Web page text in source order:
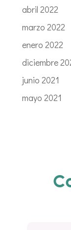
abril 2022
marzo 2022
enero 2022
diciembre
junio 2021
mayo 2021